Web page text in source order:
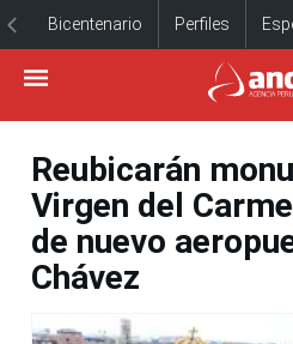
Bicentenario Perfiles
Reubicarán
Virgen del
de nuevo
Chávez